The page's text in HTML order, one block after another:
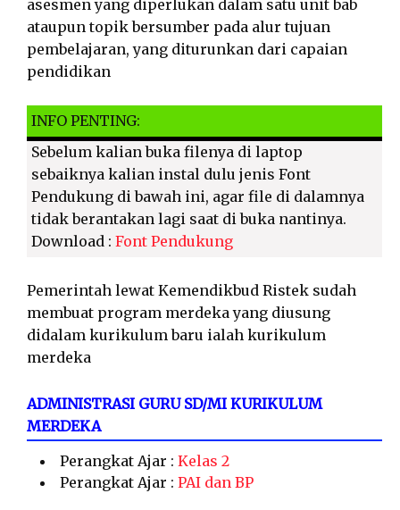
asesmen yang diperlukan dalam satu unit bab
ataupun topik bersumber pada alur tujuan
pembelajaran, yang diturunkan dari capaian
pendidikan
INFO PENTING:
Sebelum kalian buka filenya di laptop
sebaiknya kalian instal dulu jenis Font
Pendukung di bawah ini, agar file di dalamnya
tidak berantakan lagi saat di buka nantinya.
Download : Font Pendukung
Pemerintah lewat Kemendikbud Ristek sudah
membuat program merdeka yang diusung
didalam kurikulum baru ialah kurikulum
merdeka
ADMINISTRASI GURU SD/MI KURIKULUM
MERDEKA
Perangkat Ajar : Kelas 2
Perangkat Ajar : PAI dan BP